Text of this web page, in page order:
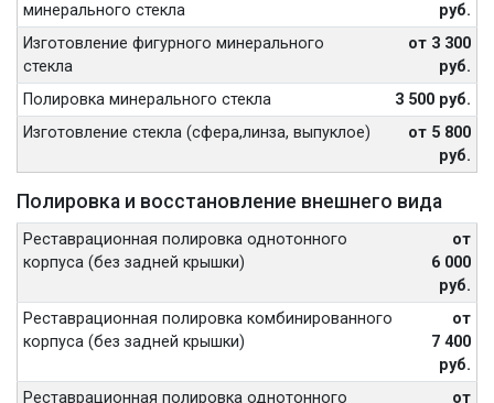
минерального стекла
руб.
Изготовление фигурного минерального
стекла
от 3 300
руб.
Полировка минерального стекла
3 500 руб.
Изготовление стекла (сфера,линза, выпуклое)
от 5 800
руб.
Полировка и восстановление внешнего вида
Реставрационная полировка однотонного
корпуса (без задней крышки)
от
6 000
руб.
Реставрационная полировка комбинированного
корпуса (без задней крышки)
от
7 400
руб.
Реставрационная полировка однотонного
от